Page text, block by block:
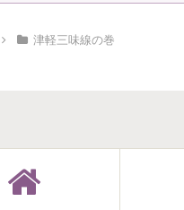
津軽三味線の巻